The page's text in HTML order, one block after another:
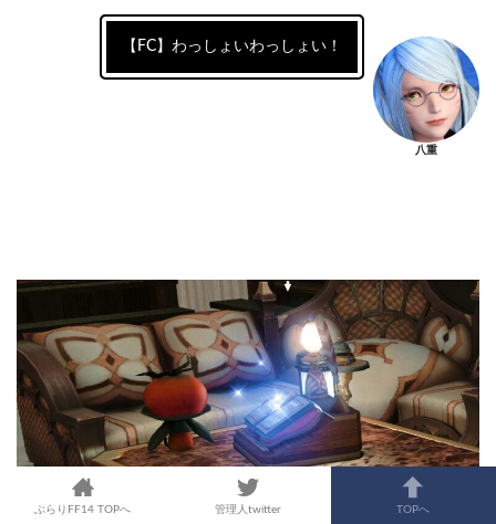
【FC】わっしょいわっしょい！
八重
ぶらりFF14 TOPへ 管理人twitter TOPへ